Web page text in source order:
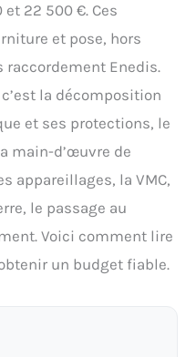
et 22 500 €. Ces
et pose, hors
Enedis.
la décomposition
et ses protections, le
main-d’œuvre de
appareillages, la VMC,
le passage au
Voici comment lire
un budget fiable.